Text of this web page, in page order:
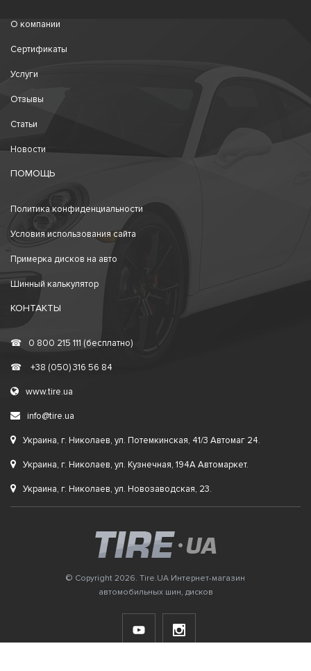
О компании
Сертификаты
Услуги
Отзывы
Статьи
Новости
ПОМОЩЬ
Политика конфиденциальности
Условия использования сайта
Примерка дисков на авто
Шинный калькулятор
КОНТАКТЫ
☎ 0 800 215 111 (бесплатно)
☎ +38 (050) 316 56 84
www.tire.ua
info@tire.ua
Украина, г. Николаев, ул. Потемкинская, 41/3 Автомаг 24.
Украина, г. Николаев, ул. Кузнечная, 194А Автомаркет.
Украина, г. Николаев, ул. Новозаводская, 23.
© Copyright 2026. Tire.UA Интернет-магазин
автомобильных шин, дисков